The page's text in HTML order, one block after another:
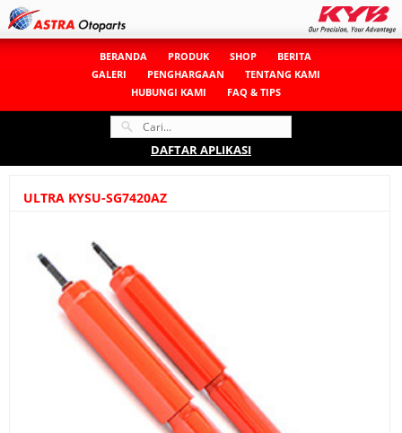
BERANDA PRODUK SHOP
BERITA
GALERI
PENGHARGAAN
TENTANG KAMI
HUBUNGI KAMI
FAQ & TIPS
DAFTAR APLIKASI
ULTRA KYSU-SG7420AZ